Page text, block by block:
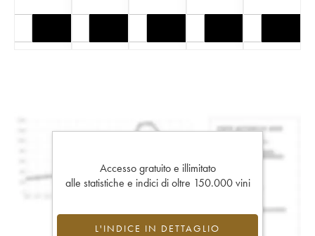
Accesso gratuito e illimitato
alle statistiche e indici di oltre 150.000 vini
L'INDICE IN DETTAGLIO